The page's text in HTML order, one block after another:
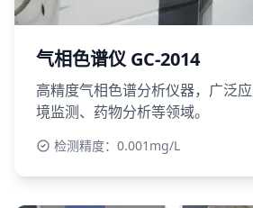
气相色谱仪 GC-2014
高精度气相色谱分析仪器，广泛
境监测、药物分析等领域。
检测精度：0.001mg/L